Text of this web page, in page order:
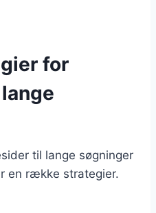
for
til lange søgninger
en række strategier.